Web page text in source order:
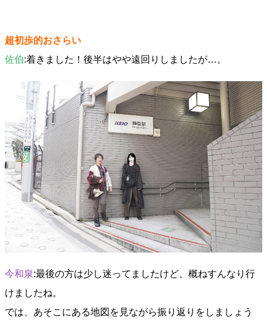
超初歩的おさらい
佐伯:着きました！後半はやや遠回りしましたが…。
今和泉:最後の方は少し迷ってましたけど、概ねすんなり行
けましたね。
では、あそこにある地図を見ながら振り返りをしましょう